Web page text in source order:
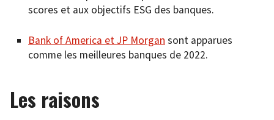
scores et aux objectifs ESG des banques.
Bank of America et JP Morgan sont apparues
comme les meilleures banques de 2022.
Les raisons